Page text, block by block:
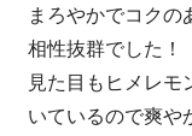
まろやかでコクの
相性抜群でした！
見た目もヒメレモ
いているので爽